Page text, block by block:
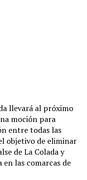
llevará al próximo
moción para
entre todas las
objetivo de eliminar
de La Colada y
las comarcas de